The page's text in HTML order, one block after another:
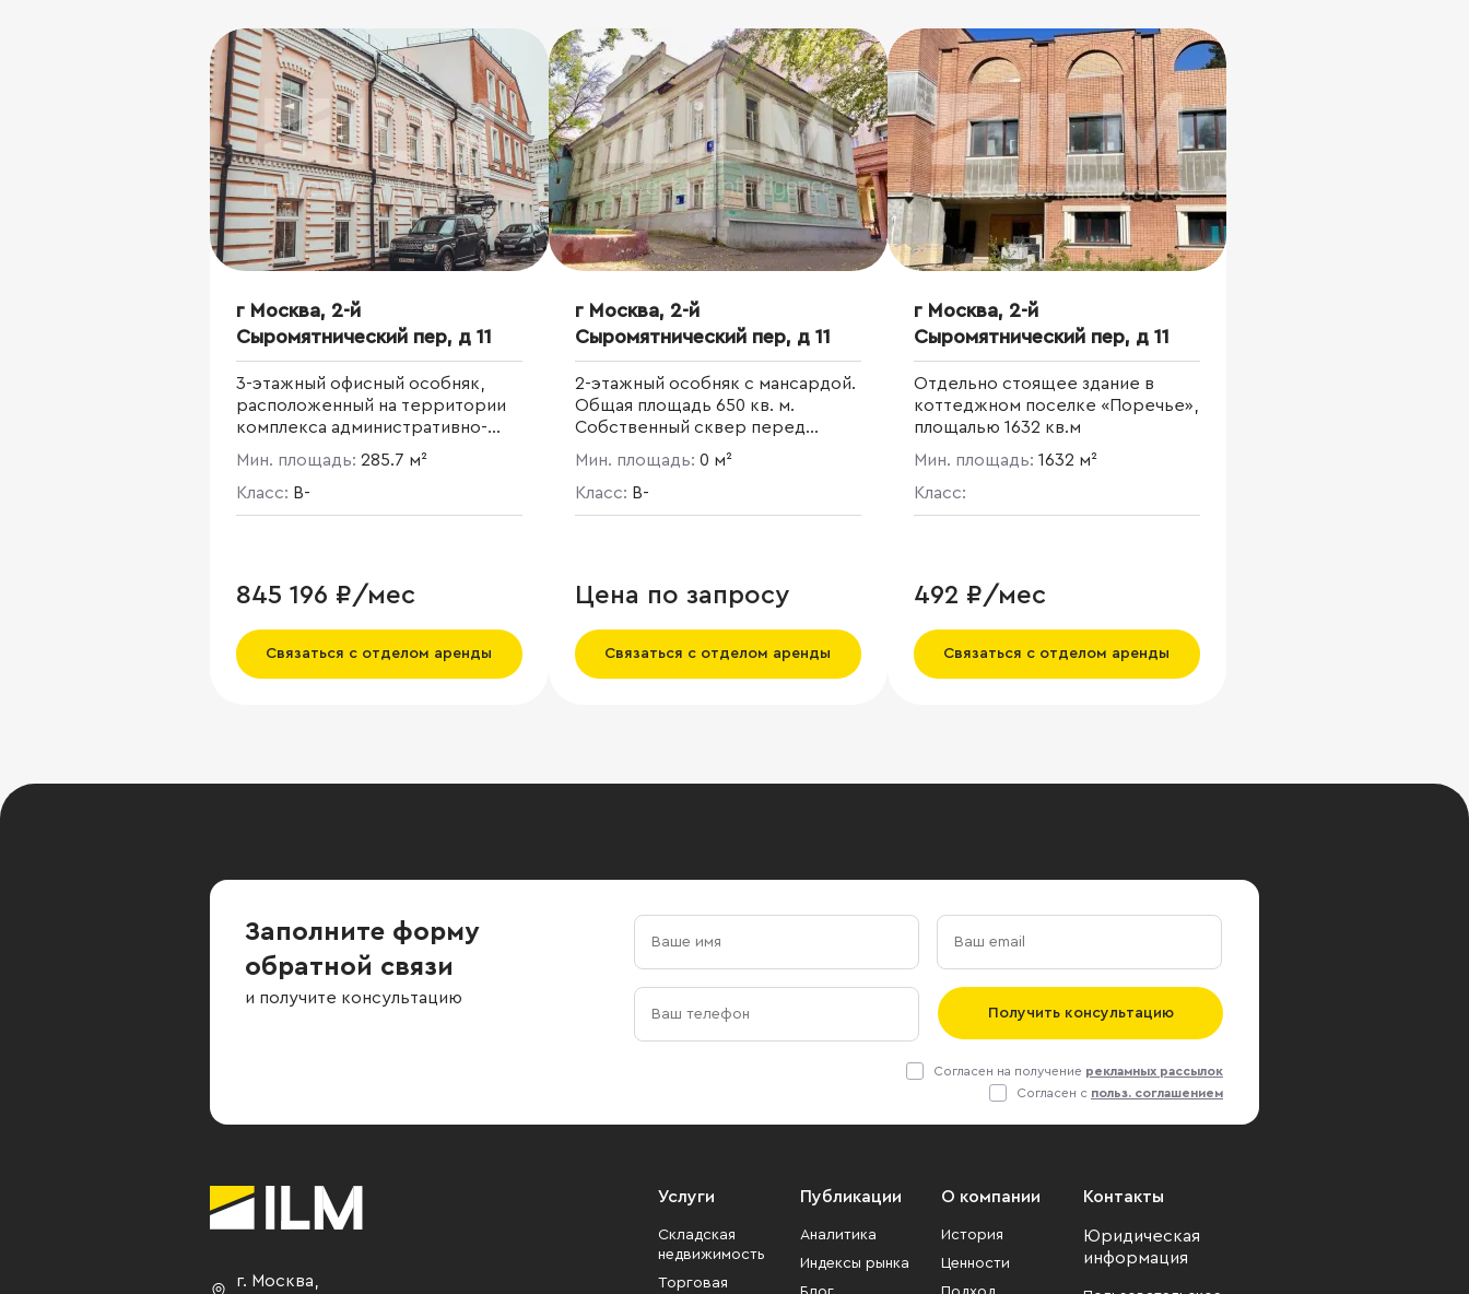
г Москва, 2-й
Сыромятнический пер, д 11
3-этажный офисный особняк,
расположенный на территории
комплекса административно-
офисных зданий. Общая площадь
1 410,9 кв. м.
Мин. площадь: 285.7 м²
Класс: B-
845 196 ₽/мес
Связаться с отделом аренды
г Москва, 2-й
Сыромятнический пер, д 11
2-этажный особняк с мансардой.
Общая площадь 650 кв. м.
Собственный сквер перед
особняком. Данная усадьба
принадлежала семейству
потомственных медиков —
Гильдебрандт. До середины
особняк и был разбит большой
сохранился только небольшой
сквер перед зданием.
Мин. площадь: 0 м²
Класс: B-
Цена по запросу
Связаться с отделом аренды
г Москва, 2-й
Сыромятнический пер, д 11
Отдельно стоящее здание в
коттеджном поселке «Поречье»,
площалью 1632 кв.м
Мин. площадь: 1632 м²
Класс:
492 ₽/мес
Связаться с отделом аренды
Заполните форму
обратной связи
и получите консультацию
Получить консультацию
Согласен на получение рекламных рассылок
Согласен с польз. соглашением
г. Москва,
Услуги
Складская
недвижимость
Торговая
Публикации
Аналитика
Индексы рынка
О компании
История
Ценности
Контакты
Юридическая
информация